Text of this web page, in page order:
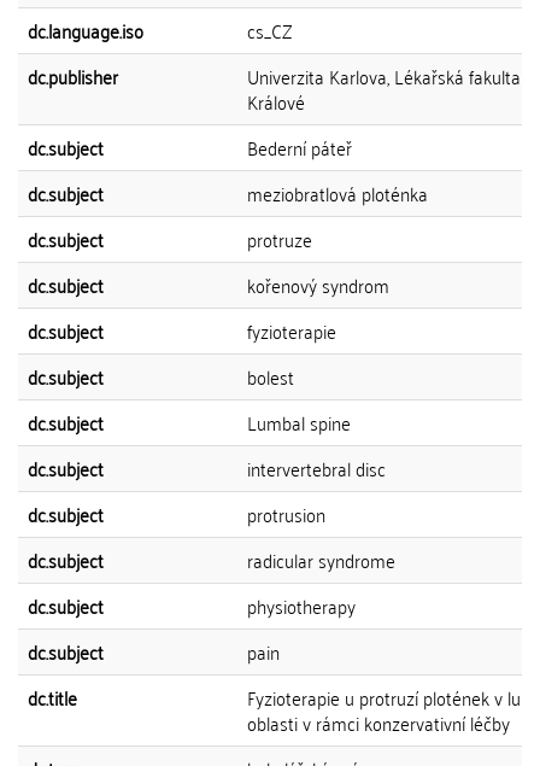
dc.language.iso
cs_CZ
dc.publisher
Univerzita Karlova, Lékařská fakulta
Králové
dc.subject
Bederní páteř
dc.subject
meziobratlová ploténka
dc.subject
protruze
dc.subject
kořenový syndrom
dc.subject
fyzioterapie
dc.subject
bolest
dc.subject
Lumbal spine
dc.subject
intervertebral disc
dc.subject
protrusion
dc.subject
radicular syndrome
dc.subject
physiotherapy
dc.subject
pain
dc.title
Fyzioterapie u protruzí plotének v
oblasti v rámci konzervativní léčby